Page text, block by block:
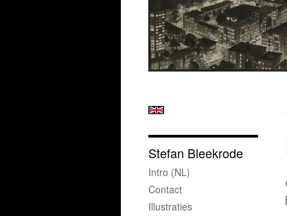
Stefan Bleekrode
Intro (NL)
Contact
Illustraties